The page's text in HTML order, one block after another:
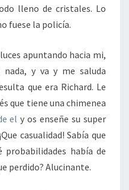
lleno de cristales. Lo
fuese la policía.
apuntando hacia mi,
y va y me saluda
que era Richard. Le
que tiene una chimenea
el y os enseñe su super
casualidad! Sabía que
probabilidades había de
perdido? Alucinante.